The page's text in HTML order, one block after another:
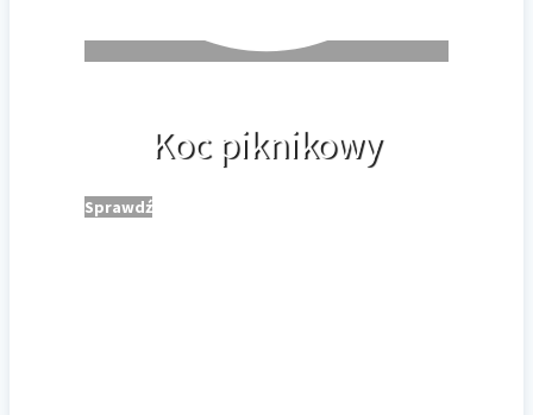
Koc piknikowy
Sprawdź